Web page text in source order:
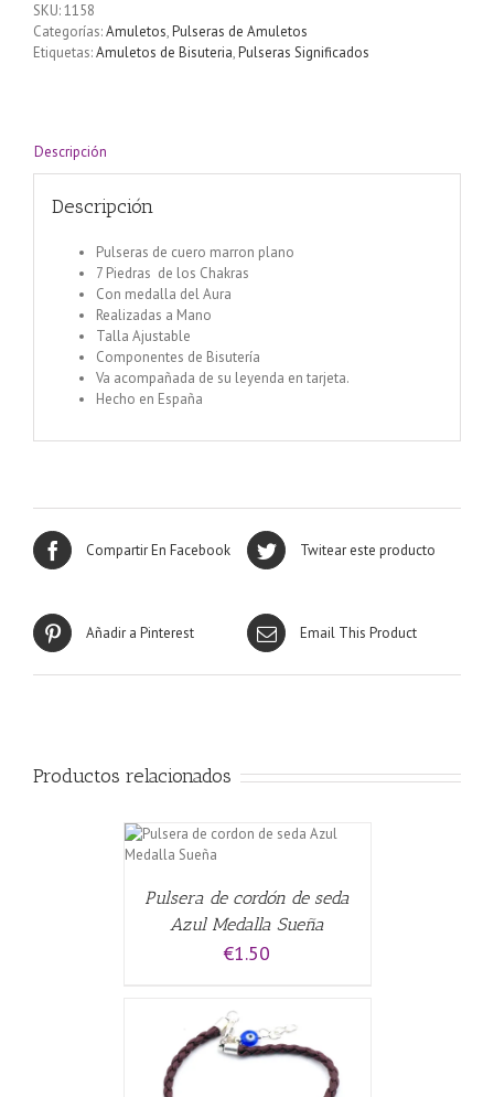
Chakras
con
cantidad
SKU:1158
Categorías:Amuletos,Pulseras de Amuletos
Etiquetas:Amuletos de Bisuteria,Pulseras Significados
Descripción
Descripción
Pulseras de cuero marron plano
7 Piedras de los Chakras
Con medalla del Aura
Realizadas a Mano
Talla Ajustable
Componentes de Bisutería
Va acompañada de su leyenda en tarjeta.
Hecho en España
Compartir En Facebook Twitear este producto
Añadir a Pinterest Email This Product
Productos relacionados
Pulsera de cordón de seda
Azul Medalla Sueña
€1.50